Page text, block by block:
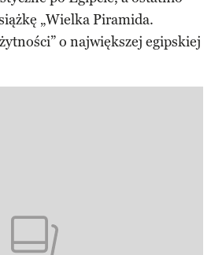
„Wielka Piramida.
o największej egipskiej